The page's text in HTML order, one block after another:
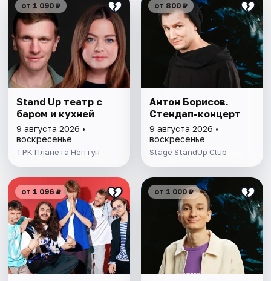
от 1 090 ₽
Stand Up театр с
баром и кухней
9 августа 2026 •
воскресенье
ТРК Планета Нептун
от 800 ₽
Антон Борисов.
Стендап-концерт
9 августа 2026 •
воскресенье
Stage StandUp Club
от 1 096 ₽ от 1 000 ₽